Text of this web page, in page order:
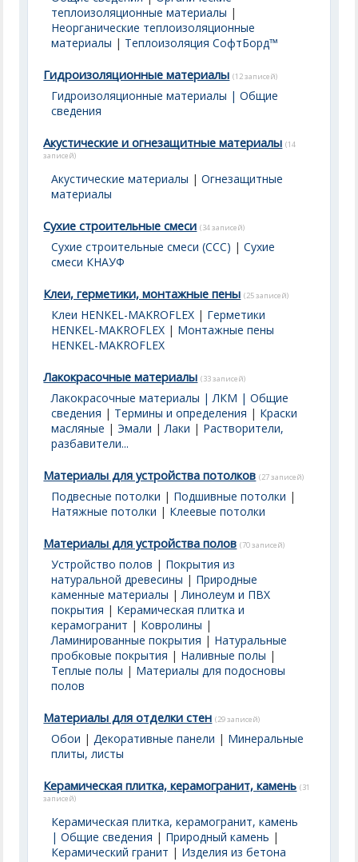
теплоизоляционные материалы |
Неорганические теплоизоляционные
материалы | Теплоизоляция СофтБорд™
Гидроизоляционные материалы (12 записей)
Гидроизоляционные материалы | Общие
сведения
Акустические и огнезащитные материалы (14
записей)
Акустические материалы |Огнезащитные
материалы
Сухие строительные смеси (34 записей)
Сухие строительные смеси (ССС) |Сухие
смеси КНАУФ
Клеи, герметики, монтажные пены (25 записей)
Клеи HENKEL-MAKROFLEX | Герметики
HENKEL-MAKROFLEX | Монтажные пены
HENKEL-MAKROFLEX
Лакокрасочные материалы (33 записей)
Лакокрасочные материалы | ЛКМ | Общие
сведения | Термины и определения | Краски
масляные |Эмали |Лаки | Растворители,
разбавители...
Материалы для устройства потолков (27 записей)
Подвесные потолки | Подшивные потолки |
Натяжные потолки | Клеевые потолки
Материалы для устройства полов (70 записей)
Устройство полов | Покрытия из
натуральной древесины | Природные
каменные материалы |Линолеум и ПВХ
покрытия | Керамическая плитка и
керамогранит | Ковролины |
Ламинированные покрытия | Натуральные
пробковые покрытия | Наливные полы |
Теплые полы | Материалы для подосновы
полов
Материалы для отделки стен (29 записей)
Обои |Декоративные панели | Минеральные
плиты, листы
Керамическая плитка, керамогранит, камень (31
записей)
Керамическая плитка, керамогранит, камень
| Общие сведения | Природный камень |
Керамический гранит | Изделия из бетона